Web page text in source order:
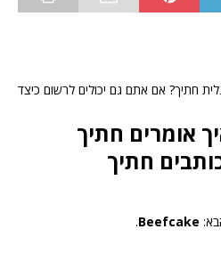
חתיך? אם אתם גם יכולים לרשום כיצד
אומרים חתיך
חתיך
Beefcake
.